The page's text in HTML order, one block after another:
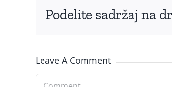
Podelite sadržaj na
Leave A Comment
Comment